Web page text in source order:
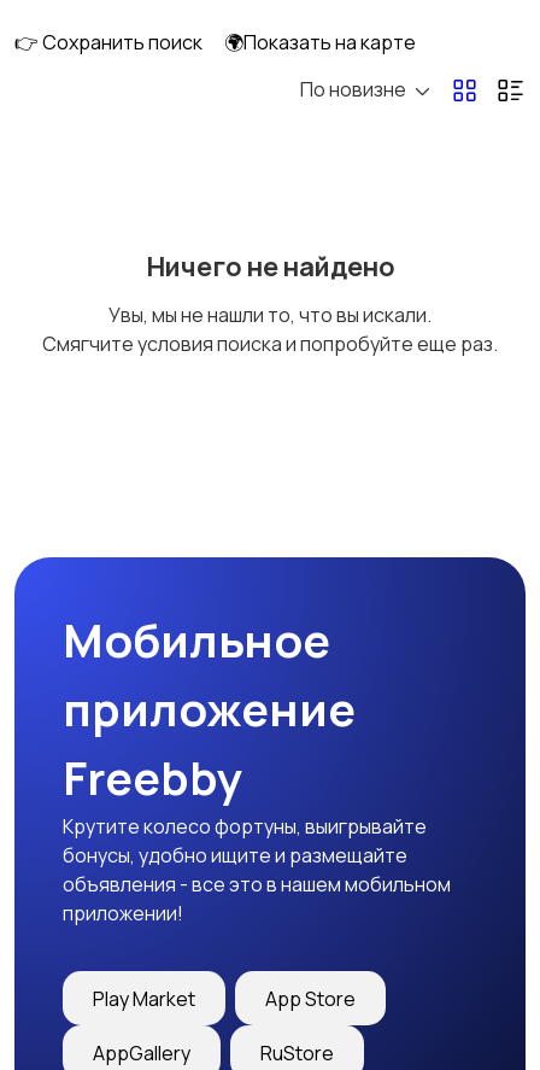
IT, интернет, телеком
Изготовление на
Продукты питания и
Уход за животными
👉 Сохранить поиск
🌍Показать на карте
По новизне
Ничего не найдено
Увы, мы не нашли то, что вы искали.
Смягчите условия поиска и попробуйте еще раз.
Мобильное
приложение
Freebby
Крутите колесо фортуны, выигрывайте
бонусы, удобно ищите и размещайте
объявления - все это в нашем мобильном
приложении!
Play Market App Store
AppGallery RuStore